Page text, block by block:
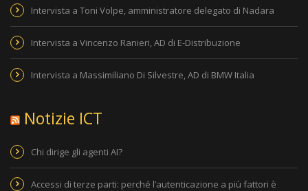
Intervista a Toni Volpe, amministratore delegato di Nadara
Intervista a Vincenzo Ranieri, AD di E-Distribuzione
Intervista a Massimiliano Di Silvestre, AD di BMW Italia
Notizie ICT
Chi dirige gli agenti AI?
Accessi di terze parti: perché l’autenticazione a più fattori è